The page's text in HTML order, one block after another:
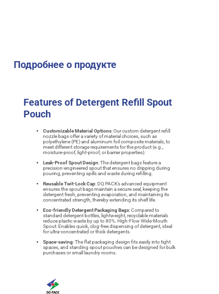
Подробнее о продукте
Features of Detergent Refill Spout
Pouch
Customizable Material Options: Our custom detergent refill
nozzle bags offer a variety of material choices, such as
polyethylene (PE) and aluminum foil composite materials, to
meet different storage requirements for the product (e.g.,
moisture-proof, light-proof, or barrier properties).
Leak-Proof Spout Design: The detergent bags feature a
precision-engineered spout that ensures no dripping during
pouring, preventing spills and waste during refilling.
Reusable Twit-Lock Cap: DQ PACK’s advanced equipment
ensures the spout bags maintain a secure seal, keeping the
detergent fresh, preventing evaporation, and maintaining its
concentrated strength, thereby extending its shelf life.
Eco-friendly Detergent Packaging Bags: Compared to
standard detergent bottles, lightweight, recyclable materials
reduce plastic waste by up to 80%. High-Flow Wide-Mouth
Spout: Enables quick, clog-free dispensing of detergent, ideal
for ultra-concentrated or thick detergents.
Space-saving: The flat packaging design fits easily into tight
spaces, and standing spout pouches can be designed for bulk
purchases or small laundry rooms.